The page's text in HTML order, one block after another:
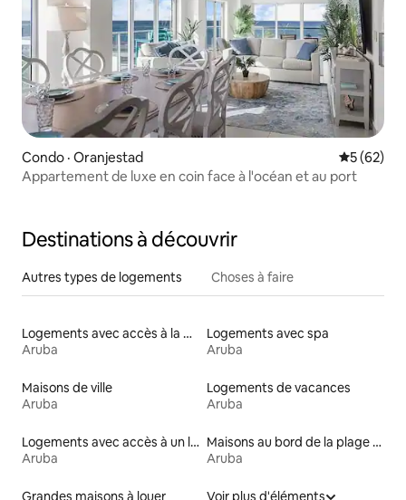
Condo · Oranjestad Note
5 (62)
Appartement de luxe en coin face à l'océan et au port
Destinations à découvrir
Autres types de logements Choses à faire
Logements avec accès à la plage
Aruba
Logements avec spa
Aruba
Maisons de ville
Aruba
Logements de vacances
Aruba
Logements avec accès à un lac
Aruba
Maisons au bord de la plage à louer
Aruba
Grandes maisons à louer Voir plus d'éléments